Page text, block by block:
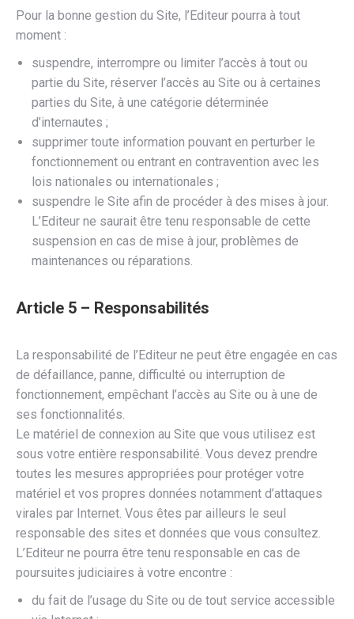
Pour la bonne gestion du Site, l’Editeur pourra à tout
moment :
suspendre, interrompre ou limiter l’accès à tout ou
partie du Site, réserver l’accès au Site ou à certaines
parties du Site, à une catégorie déterminée
d’internautes ;
supprimer toute information pouvant en perturber le
fonctionnement ou entrant en contravention avec les
lois nationales ou internationales ;
suspendre le Site afin de procéder à des mises à jour.
L’Editeur ne saurait être tenu responsable de cette
suspension en cas de mise à jour, problèmes de
maintenances ou réparations.
Article 5 – Responsabilités
La responsabilité de l’Editeur ne peut être engagée en cas
de défaillance, panne, difficulté ou interruption de
fonctionnement, empêchant l’accès au Site ou à une de
ses fonctionnalités.
Le matériel de connexion au Site que vous utilisez est
sous votre entière responsabilité. Vous devez prendre
toutes les mesures appropriées pour protéger votre
matériel et vos propres données notamment d’attaques
virales par Internet. Vous êtes par ailleurs le seul
responsable des sites et données que vous consultez.
L’Editeur ne pourra être tenu responsable en cas de
poursuites judiciaires à votre encontre :
du fait de l’usage du Site ou de tout service accessible